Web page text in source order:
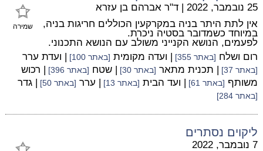
שמירה
25 נובמבר, 2022 | ד"ר אברהם בן עזרא
אין לתת היתר בניה במקרקעין הכוללים חריגות בניה,
במיוחד כשמדובר בסטיה ניכרת.
לפעמים, הנושא הקנייני משולב עם הנושא התכנוני.
רום ושלח [באתר 355] | ועדה מקומית [באתר 100] | ועדת ערר
[באתר 37] | תכנית מתאר [באתר 30] | שטח [באתר 396]
| רכוש
משותף [באתר 61] | ועד הבית [באתר 13] | ערר [באתר 50] | גדר
[באתר 284]
ליקוים נסתרים
7 נובמבר, 2022